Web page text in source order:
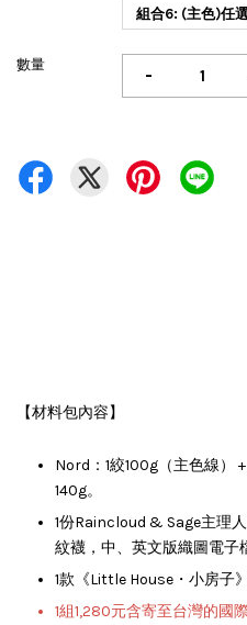
組合6: (主色)任
數量 -
【材料包內容】
Nord：1絞100g（主色線）
140g。
1份Raincloud & Sage主理
紋襪，中、英文版織圖電子檔
1款《Little House・小房子》
1組1,280元含寄至台灣的國